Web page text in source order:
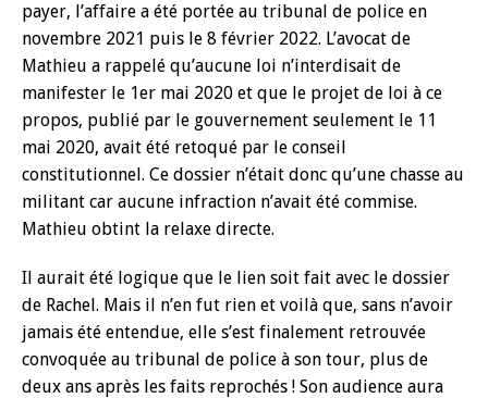
payer, l’affaire a été portée au tribunal de police en
novembre 2021 puis le 8 février 2022. L’avocat de
Mathieu a rappelé qu’aucune loi n’interdisait de
manifester le 1er mai 2020 et que le projet de loi à ce
propos, publié par le gouvernement seulement le 11
mai 2020, avait été retoqué par le conseil
constitutionnel. Ce dossier n’était donc qu’une chasse au
militant car aucune infraction n’avait été commise.
Mathieu obtint la relaxe directe.
Il aurait été logique que le lien soit fait avec le dossier
de Rachel. Mais il n’en fut rien et voilà que, sans n’avoir
jamais été entendue, elle s’est finalement retrouvée
convoquée au tribunal de police à son tour, plus de
deux ans après les faits reprochés ! Son audience aura